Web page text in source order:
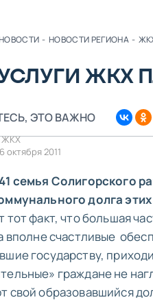
- НОВОСТИ РЕГИОНА -
ЖКХ
ЭТО ВАЖНО
ЖКХ
октября 2011
семья Солигорского
долга
тот факт, что большая
вполне счастливые
государству,
граждане не
свой образовавшийся